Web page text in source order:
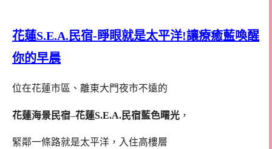
花蓮S.E.A.民宿-睜眼就是太平洋!讓療癒藍喚醒
你的早晨
位在花蓮市區、離東大門夜市不遠的
花蓮海景民宿–花蓮S.E.A.民宿藍色曙光 ，
緊鄰一條路就是太平洋，入住高樓層